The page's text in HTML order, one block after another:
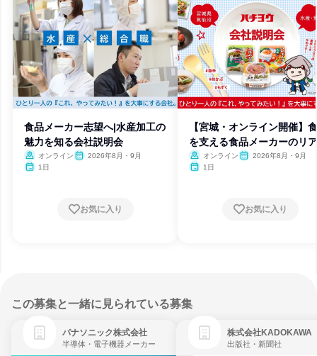
食品メーカー志望へ|水産加工の
魅力を知る会社説明会
オンライン
2026年8月・9月
1日
お気に入り
【宮城・オンライン開催】
を支える食品メーカーのリ
オンライン
2026年8月・9月
1日
お気に入り
この募集と一緒に見られている募集
パナソニック株式会社
半導体・電子機器メーカー
株式会社KADOKAWA
出版社・新聞社